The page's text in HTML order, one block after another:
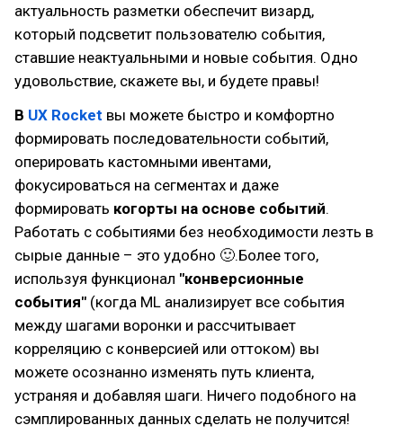
актуальность разметки обеспечит визард,
который подсветит пользователю события,
ставшие неактуальными и новые события. Одно
удовольствие, скажете вы, и будете правы!
В UX Rocket вы можете быстро и комфортно
формировать последовательности событий,
оперировать кастомными ивентами,
фокусироваться на сегментах и даже
формировать когорты на основе событий.
Работать с событиями без необходимости лезть в
сырые данные – это удобно 🙂.Более того,
используя функционал "конверсионные
события" (когда ML анализирует все события
между шагами воронки и рассчитывает
корреляцию с конверсией или оттоком) вы
можете осознанно изменять путь клиента,
устраняя и добавляя шаги. Ничего подобного на
сэмплированных данных сделать не получится!